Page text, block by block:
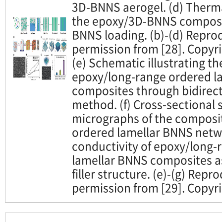
3D-BNNS aerogel. (d)
the epoxy/3D-BNNS
BNNS loading. (b)-(d)
permission from [28].
(e) Schematic illustrating
epoxy/long-range ordered
composites through
method. (f) Cross-sectional
micrographs of the
ordered lamellar BNNS
conductivity of epoxy/long-
lamellar BNNS composites
filler structure. (e)-(g)
permission from [29].